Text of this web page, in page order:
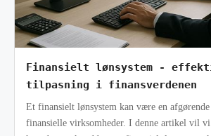
Finansielt lønsystem -
tilpasning i finansverdenen
Et finansielt lønsystem kan være en
finansielle virksomheder. I denne artikel vil vi